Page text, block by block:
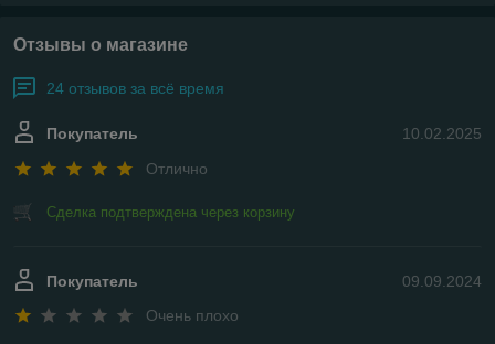
Отзывы о магазине
24 отзывов за всё время
10.02.2025
Покупатель
Отлично
Сделка подтверждена через корзину
09.09.2024
Покупатель
Очень плохо